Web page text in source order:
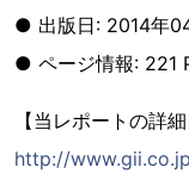
● 出版日: 2014年
● ページ情報: 221
【当レポートの詳細
http://